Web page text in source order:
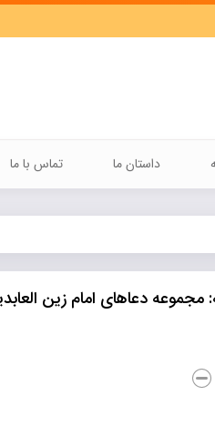
داستان ما تماس با ما
دعاهای امام زین